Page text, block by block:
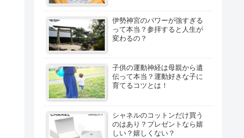
伊勢神宮のパワーが強すぎる
って本当？参拝すると人生が
変わるの？
子供の運動神経は母親から遺
伝って本当？運動好きな子に
育てるコツとは！
シャネルのコットンだけ買う
のはあり？プレゼントなら嬉
しい？嬉しくない？